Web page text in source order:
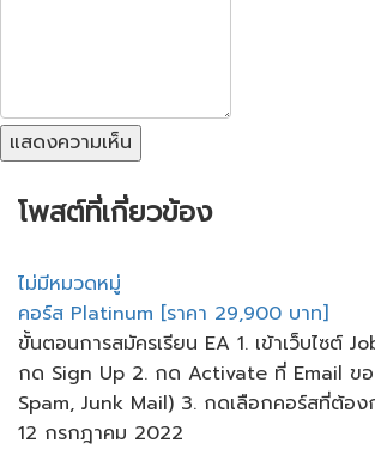
แสดงความเห็น
โพสต์ที่เกี่ยวข้อง
ไม่มีหมวดหมู่
คอร์ส Platinum [ราคา 29,900 บาท]
ขั้นตอนการสมัครเรียน EA 1. เข้าเว็บไซต์
กด Sign Up 2. กด Activate ที่ Email ขอ
Spam, Junk Mail) 3. กดเลือกคอร์สที่ต้อง
12 กรกฎาคม 2022